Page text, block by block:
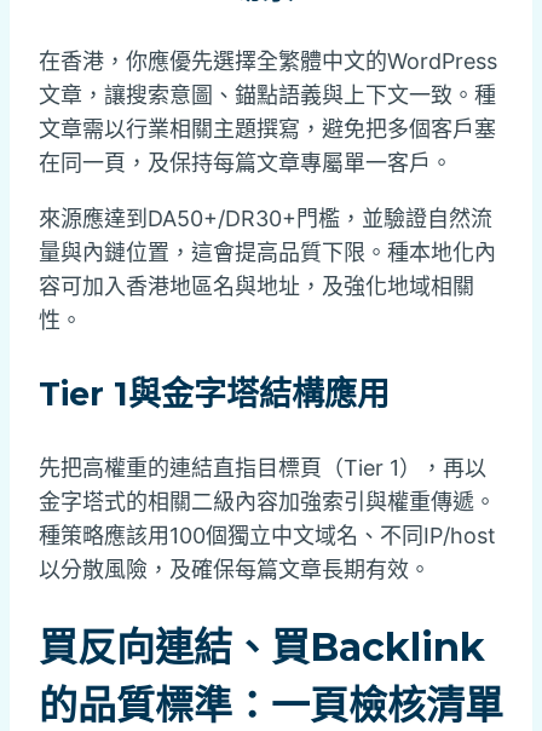
在香港，你應優先選擇全繁體中文的WordPress
文章，讓搜索意圖、錨點語義與上下文一致。種
文章需以行業相關主題撰寫，避免把多個客戶塞
在同一頁，及保持每篇文章專屬單一客戶。
來源應達到DA50+/DR30+門檻，並驗證自然流
量與內鏈位置，這會提高品質下限。種本地化內
容可加入香港地區名與地址，及強化地域相關
性。
Tier 1與金字塔結構應用
先把高權重的連結直指目標頁（Tier 1），再以
金字塔式的相關二級內容加強索引與權重傳遞。
種策略應該用100個獨立中文域名、不同IP/host
以分散風險，及確保每篇文章長期有效。
買反向連結、買Backlink
的品質標準：一頁檢核清單